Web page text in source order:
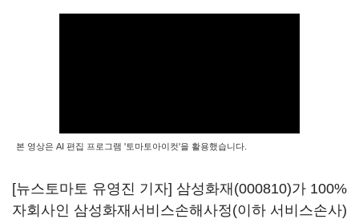
본 영상은 AI 편집 프로그램 '토마토아이컷'을 활용했습니다.
[뉴스토마토 유영진 기자] 삼성화재(000810)가 100%
자회사인 삼성화재서비스손해사정(이하 서비스손사)